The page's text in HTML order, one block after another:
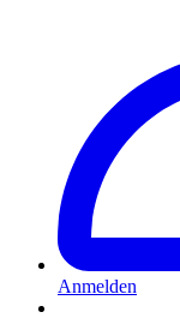
Anmelden